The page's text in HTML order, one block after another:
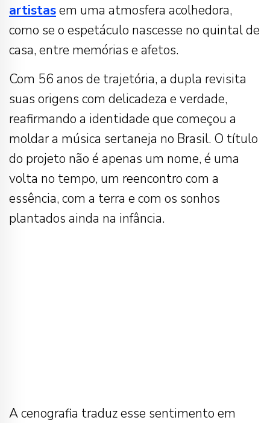
artistasem uma atmosfera acolhedora,
como se o espetáculo nascesse no quintal de
casa, entre memórias e afetos.
Com 56 anos de trajetória, a dupla revisita
suas origens com delicadeza e verdade,
reafirmando a identidade que começou a
moldar a música sertaneja no Brasil. O título
do projeto não é apenas um nome, é uma
volta no tempo, um reencontro com a
essência, com a terra e com os sonhos
plantados ainda na infância.
A cenografia traduz esse sentimento em